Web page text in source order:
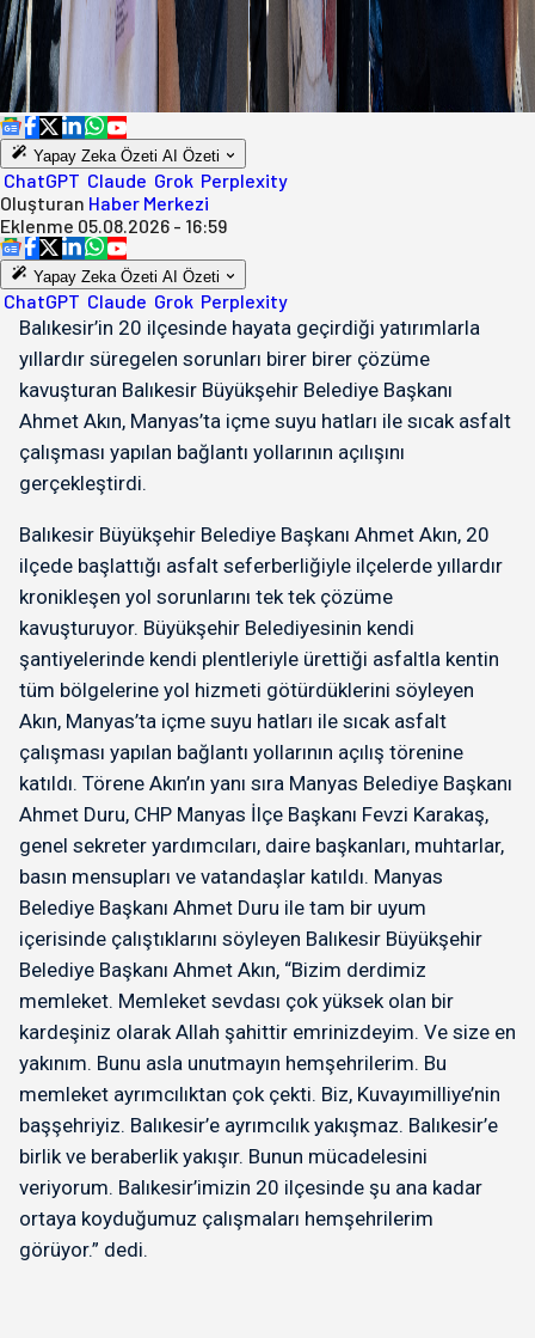
Yapay Zeka Özeti AI Özeti
ChatGPT Claude Grok Perplexity
Oluşturan Haber Merkezi
Eklenme 05.08.2026 - 16:59
Yapay Zeka Özeti AI Özeti
ChatGPT Claude Grok Perplexity
Balıkesir’in 20 ilçesinde hayata geçirdiği yatırımlarla
yıllardır süregelen sorunları birer birer çözüme
kavuşturan Balıkesir Büyükşehir Belediye Başkanı
Ahmet Akın, Manyas’ta içme suyu hatları ile sıcak asfalt
çalışması yapılan bağlantı yollarının açılışını
gerçekleştirdi.
Balıkesir Büyükşehir Belediye Başkanı Ahmet Akın, 20
ilçede başlattığı asfalt seferberliğiyle ilçelerde yıllardır
kronikleşen yol sorunlarını tek tek çözüme
kavuşturuyor. Büyükşehir Belediyesinin kendi
şantiyelerinde kendi plentleriyle ürettiği asfaltla kentin
tüm bölgelerine yol hizmeti götürdüklerini söyleyen
Akın, Manyas’ta içme suyu hatları ile sıcak asfalt
çalışması yapılan bağlantı yollarının açılış törenine
katıldı. Törene Akın’ın yanı sıra Manyas Belediye Başkanı
Ahmet Duru, CHP Manyas İlçe Başkanı Fevzi Karakaş,
genel sekreter yardımcıları, daire başkanları, muhtarlar,
basın mensupları ve vatandaşlar katıldı. Manyas
Belediye Başkanı Ahmet Duru ile tam bir uyum
içerisinde çalıştıklarını söyleyen Balıkesir Büyükşehir
Belediye Başkanı Ahmet Akın, “Bizim derdimiz
memleket. Memleket sevdası çok yüksek olan bir
kardeşiniz olarak Allah şahittir emrinizdeyim. Ve size en
yakınım. Bunu asla unutmayın hemşehrilerim. Bu
memleket ayrımcılıktan çok çekti. Biz, Kuvayımilliye’nin
başşehriyiz. Balıkesir’e ayrımcılık yakışmaz. Balıkesir’e
birlik ve beraberlik yakışır. Bunun mücadelesini
veriyorum. Balıkesir’imizin 20 ilçesinde şu ana kadar
ortaya koyduğumuz çalışmaları hemşehrilerim
görüyor.” dedi.